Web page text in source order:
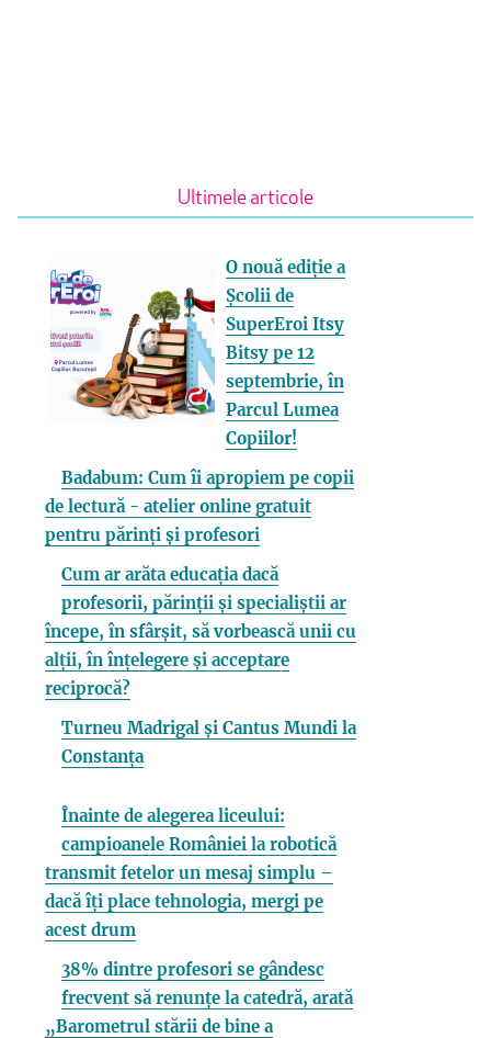
Ultimele articole
O nouă ediție a
Școlii de
SuperEroi Itsy
Bitsy pe 12
septembrie, în
Parcul Lumea
Copiilor!
Badabum: Cum îi apropiem pe copii
de lectură - atelier online gratuit
pentru părinți și profesori
Cum ar arăta educația dacă
profesorii, părinții și specialiștii ar
începe, în sfârșit, să vorbească unii cu
alții, în înțelegere și acceptare
reciprocă?
Turneu Madrigal și Cantus Mundi la
Constanța
Înainte de alegerea liceului:
campioanele României la robotică
transmit fetelor un mesaj simplu –
dacă îți place tehnologia, mergi pe
acest drum
38% dintre profesori se gândesc
frecvent să renunțe la catedră, arată
„Barometrul stării de bine a